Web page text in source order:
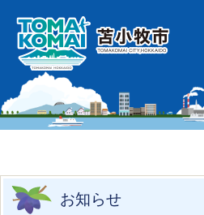
お知らせ